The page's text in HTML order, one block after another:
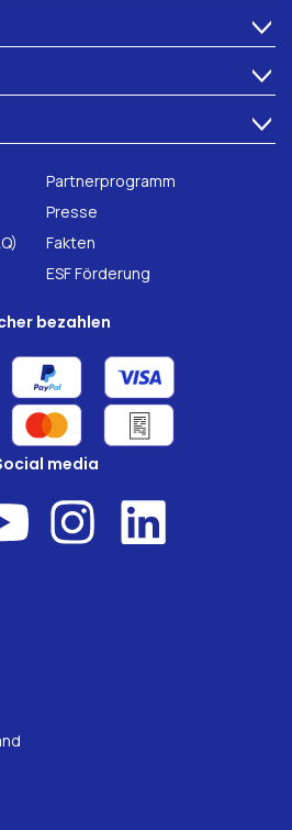
>
>
>
Partnerprogramm
Presse
Fakten
ESF Förderung
bezahlen
media